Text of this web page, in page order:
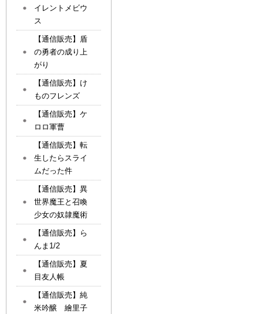
イレントメビウ
ス
【通信販売】盾
の勇者の成り上
がり
【通信販売】け
ものフレンズ
【通信販売】ケ
ロロ軍曹
【通信販売】転
生したらスライ
ムだった件
【通信販売】異
世界魔王と召喚
少女の奴隷魔術
【通信販売】ら
んま1/2
【通信販売】夏
目友人帳
【通信販売】純
米吟醸 繪里子